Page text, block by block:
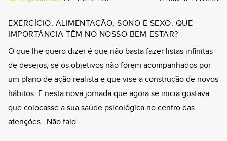
EXERCÍCIO, ALIMENTAÇÃO, SONO E SEXO: QUE
IMPORTÂNCIA TÊM NO NOSSO BEM-ESTAR?
O que lhe quero dizer é que não basta fazer listas infinitas
de desejos, se os objetivos não forem acompanhados por
um plano de ação realista e que vise a construção de novos
hábitos. E nesta nova jornada que agora se inicia gostava
que colocasse a sua saúde psicológica no centro das
atenções. Não falo …